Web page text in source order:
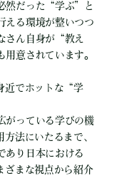
然だった“学ぶ”と
える環境が整いつつ
さん自身が“教え
意されています。
近でホットな“学
がっている学びの機
法にいたるまで、
あり日本における
ざまな視点から紹介